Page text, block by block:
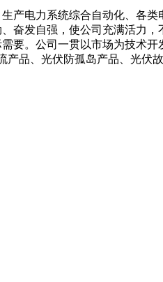
产电力系统综合自动化、各
奋发自强，使公司充满活力
要。公司一贯以市场为技术
品、光伏防孤岛产品、光